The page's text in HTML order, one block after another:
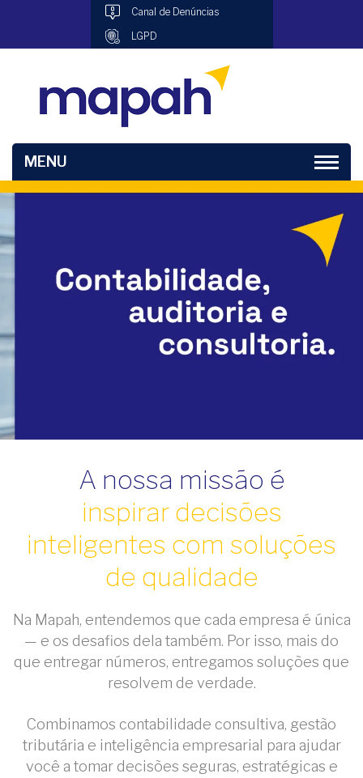
Canal de Denúncias
LGPD
MENU
A nossa missão é
inspirar decisões
inteligentes com soluções
de qualidade
Na Mapah, entendemos que cada empresa é única
— e os desafios dela também. Por isso, mais do
que entregar números, entregamos soluções que
resolvem de verdade.
Combinamos contabilidade consultiva, gestão
tributária e inteligência empresarial para ajudar
você a tomar decisões seguras, estratégicas e